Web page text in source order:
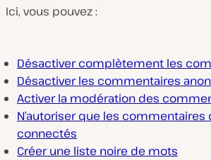
Ici, vous pouvez :
Désactiver complètement les
Désactiver les commentaires
Activer la modération des
N’autoriser que les
connectés
Créer une liste noire de mots